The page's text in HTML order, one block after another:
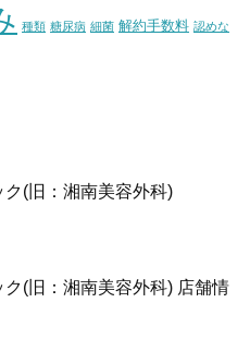
種類 糖尿病 細菌 解約手数料 認めな
(旧：湘南美容外科)
(旧：湘南美容外科) 店舗情